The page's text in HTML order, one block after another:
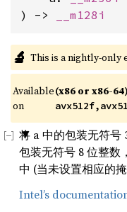
) ->
__m128i
🔬 This is a nightly-only
Available
on
将 a 中的包装无符号
包装无符号 8 位整数
中 (当未设置相应的
Intel’s